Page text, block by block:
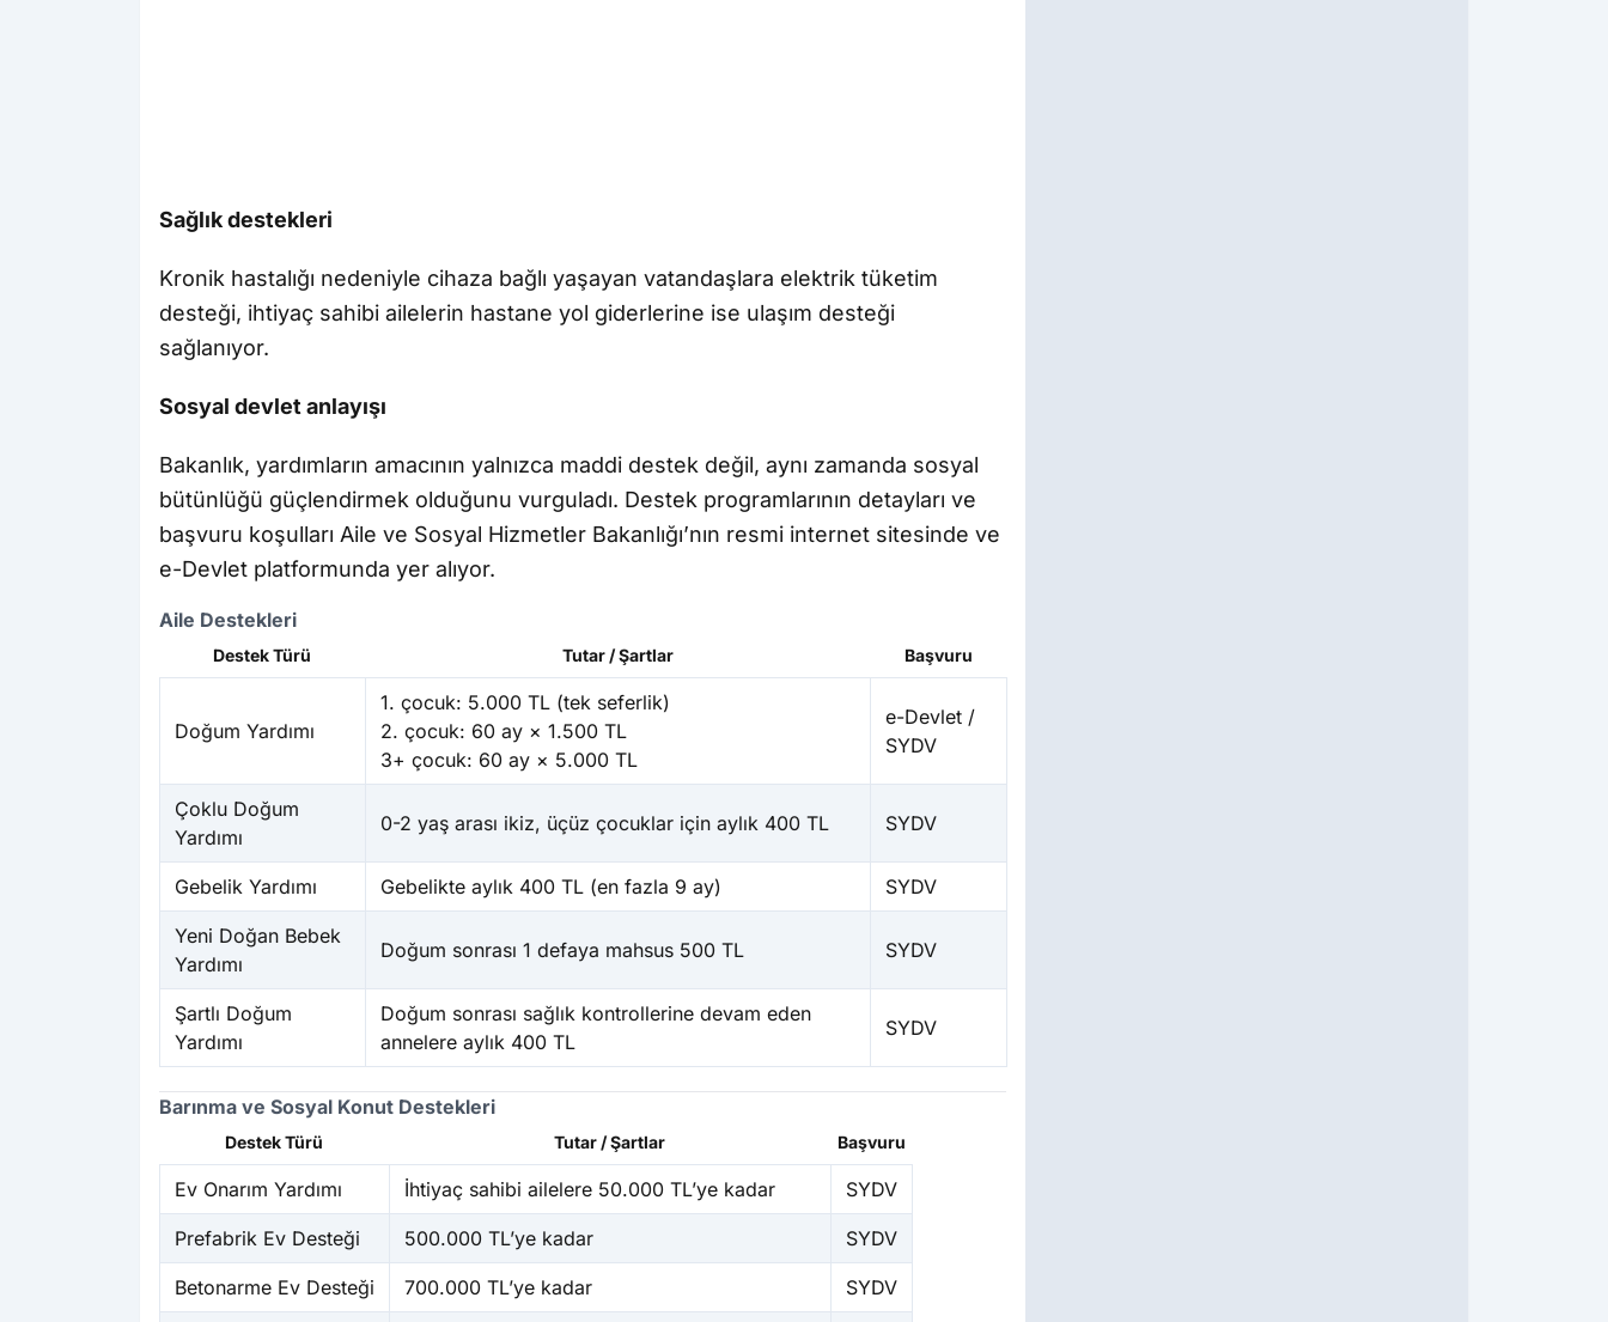
Sağlık destekleri
Kronik hastalığı nedeniyle cihaza bağlı yaşayan vatandaşlara elektrik tüketim
desteği, ihtiyaç sahibi ailelerin hastane yol giderlerine ise ulaşım desteği
sağlanıyor.
Sosyal devlet anlayışı
Bakanlık, yardımların amacının yalnızca maddi destek değil, aynı zamanda sosyal
bütünlüğü güçlendirmek olduğunu vurguladı. Destek programlarının detayları ve
başvuru koşulları Aile ve Sosyal Hizmetler Bakanlığı’nın resmi internet sitesinde ve
e-Devlet platformunda yer alıyor.
Aile Destekleri
Destek Türü Tutar / Şartlar Başvuru
Doğum Yardımı
1. çocuk: 5.000 TL (tek seferlik)
2. çocuk: 60 ay × 1.500 TL
3+ çocuk: 60 ay × 5.000 TL
e-Devlet /
SYDV
Çoklu Doğum
Yardımı
0-2 yaş arası ikiz, üçüz çocuklar için aylık 400 TL SYDV
Gebelik Yardımı Gebelikte aylık 400 TL (en fazla 9 ay) SYDV
Yeni Doğan Bebek
Yardımı
Doğum sonrası 1 defaya mahsus 500 TL SYDV
Şartlı Doğum
Yardımı
Doğum sonrası sağlık kontrollerine devam eden
annelere aylık 400 TL
SYDV
Barınma ve Sosyal Konut Destekleri
Destek Türü Tutar / Şartlar Başvuru
Ev Onarım Yardımı İhtiyaç sahibi ailelere 50.000 TL’ye kadar SYDV
Prefabrik Ev Desteği 500.000 TL’ye kadar SYDV
Betonarme Ev Desteği 700.000 TL’ye kadar SYDV